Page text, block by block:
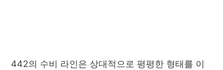
442의 수비 라인은 상대적으로 평평한 형태를 이